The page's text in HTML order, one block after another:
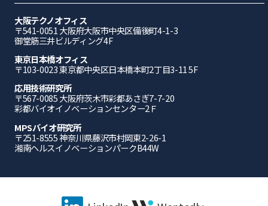
大阪テクノオフィス
〒541-0051 ⼤阪府⼤阪市中央区備後町4-1-3
御堂筋三井ビルディング4F
東京日本橋オフィス
〒103-0023 東京都中央区日本橋本町2丁目3-11 5F
応⽤技術研究所
〒567-0085 ⼤阪府茨⽊市彩都あさぎ7-7-20
彩都バイオイノベーションセンター2Ｆ
MPSバイオ研究所
〒251-8555 神奈川県藤沢市村岡東2-26-1
湘南ヘルスイノベーションパークB44W